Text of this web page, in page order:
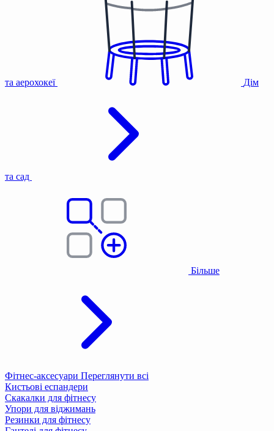
та аерохокеї Дім
та сад
Більше
Фітнес-аксесуари Переглянути всі
Кистьові еспандери
Скакалки для фітнесу
Упори для віджимань
Резинки для фітнесу